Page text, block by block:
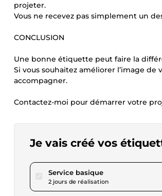
projeter.
Vous ne recevez pas simplement un
CONCLUSION
Une bonne étiquette peut faire la
Si vous souhaitez améliorer l’image
accompagner.
Contactez-moi pour démarrer votre
Je vais créé vos
Service basiquepour 17,28 $US
2 jours de réalisation